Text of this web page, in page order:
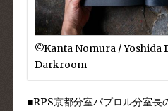
©︎Kanta Nomura / Yoshida
Darkroom
■RPS京都分室パプロル分室長